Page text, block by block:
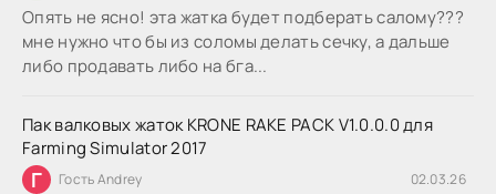
Опять не ясно! эта жатка будет подберать салому???
мне нужно что бы из соломы делать сечку, а дальше
либо продавать либо на бга...
Пак валковых жаток KRONE RAKE PACK V1.0.0.0 для
Farming Simulator 2017
Г Гость Andrey 02.03.26